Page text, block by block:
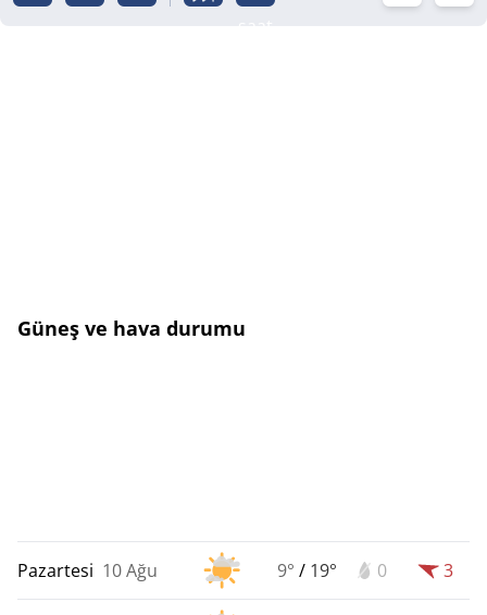
Güneş ve hava durumu
Pazartesi 10 Ağu 9° / 19° 0 3